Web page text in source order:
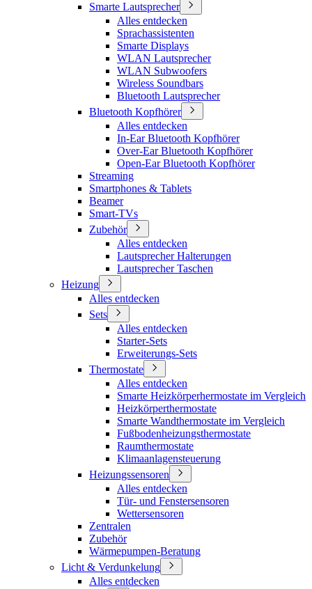
Smarte Lautsprecher
Alles entdecken
Sprachassistenten
Smarte Displays
WLAN Lautsprecher
WLAN Subwoofers
Wireless Soundbars
Bluetooth Lautsprecher
Bluetooth Kopfhörer
Alles entdecken
In-Ear Bluetooth Kopfhörer
Over-Ear Bluetooth Kopfhörer
Open-Ear Bluetooth Kopfhörer
Streaming
Smartphones & Tablets
Beamer
Smart-TVs
Zubehör
Alles entdecken
Lautsprecher Halterungen
Lautsprecher Taschen
Heizung
Alles entdecken
Sets
Alles entdecken
Starter-Sets
Erweiterungs-Sets
Thermostate
Alles entdecken
Smarte Heizkörperhermostate im Vergleich
Heizkörperthermostate
Smarte Wandthermostate im Vergleich
Fußbodenheizungsthermostate
Raumthermostate
Klimaanlagensteuerung
Heizungssensoren
Alles entdecken
Tür- und Fenstersensoren
Wettersensoren
Zentralen
Zubehör
Wärmepumpen-Beratung
Licht & Verdunkelung
Alles entdecken